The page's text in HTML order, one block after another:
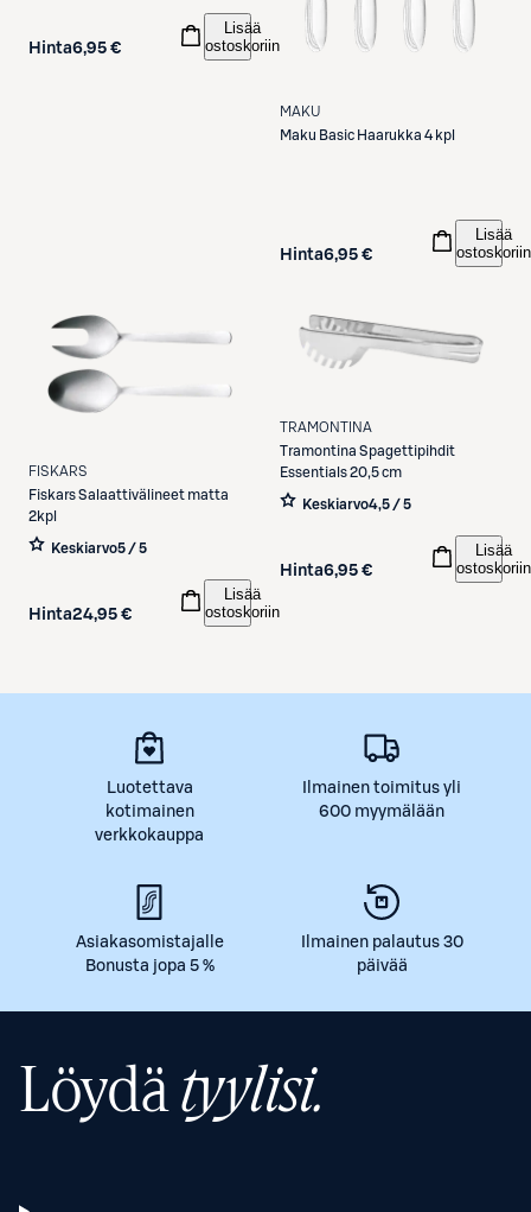
Hinta6,95 €
Lisää
ostoskoriin
MAKU
Maku Basic Haarukka 4 kpl
Hinta6,95 €
Lisää
ostoskoriin
FISKARS
FiskarsSalaattivälineet matta
2kpl
Keskiarvo5 / 5
Hinta24,95 €
Lisää
ostoskoriin
TRAMONTINA
Tramontina Spagettipihdit
Essentials 20,5 cm
Keskiarvo4,5 / 5
Hinta6,95 €
Lisää
ostoskoriin
Luotettava
kotimainen
verkkokauppa
Ilmainen toimitus yli
600 myymälään
Asiakasomistajalle
Bonusta jopa 5 %
Ilmainen palautus 30
päivää
Löydä tyylisi.